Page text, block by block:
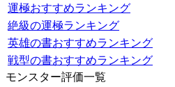
運極おすすめランキング
絶級の運極ランキング
英雄の書おすすめランキング
戦型の書おすすめランキング
モンスター評価一覧